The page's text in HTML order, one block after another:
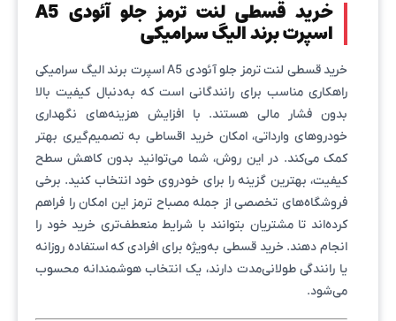
خرید قسطی لنت ترمز جلو آئودی A5
اسپرت برند الیگ سرامیکی
خرید قسطی لنت ترمز جلو آئودی A5 اسپرت برند الیگ سرامیکی
راهکاری مناسب برای رانندگانی است که به‌دنبال کیفیت بالا
بدون فشار مالی هستند. با افزایش هزینه‌های نگهداری
خودروهای وارداتی، امکان خرید اقساطی به تصمیم‌گیری بهتر
کمک می‌کند. در این روش، شما می‌توانید بدون کاهش سطح
کیفیت، بهترین گزینه را برای خودروی خود انتخاب کنید. برخی
فروشگاه‌های تخصصی از جمله مصباح ترمز این امکان را فراهم
کرده‌اند تا مشتریان بتوانند با شرایط منعطف‌تری خرید خود را
انجام دهند. خرید قسطی به‌ویژه برای افرادی که استفاده روزانه
یا رانندگی طولانی‌مدت دارند، یک انتخاب هوشمندانه محسوب
می‌شود.